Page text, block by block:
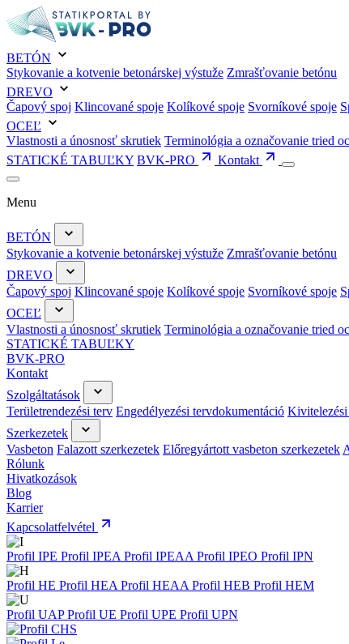
BETÓN
Stykovanie a kotvenie betonárskej výstuže Zmrašťovanie betónu
DREVO
Čapový spoj Klincované spoje Kolíkové spoje Svorníkové spoje
OCEĽ
Vlastnosti a únosnosť skrutiek Terminológia a označovanie tried
STATICKÉ TABUĽKY BVK-PRO Kontakt
Menu
BETÓN
Stykovanie a kotvenie betonárskej výstuže Zmrašťovanie betónu
DREVO
Čapový spoj Klincované spoje Kolíkové spoje Svorníkové spoje
OCEĽ
Vlastnosti a únosnosť skrutiek Terminológia a označovanie tried
STATICKÉ TABUĽKY
BVK-PRO
Kontakt
Szolgáltatások
Területrendezési terv Engedélyezési tervdokumentáció
Szerkezetek
Vasbeton Falazott szerkezetek Előregyártott vasbeton szerkezetek
Rólunk
Hivatkozások
Blog
Karrier
Kapcsolatfelvétel
Profil IPE Profil IPEA Profil IPEAA Profil IPEO Profil IPN
Profil HE Profil HEA Profil HEAA Profil HEB Profil HEM
Profil UAPProfil UE Profil UPE Profil UPN